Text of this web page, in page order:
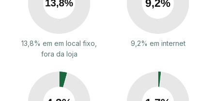
13,8% em em local fixo,
fora da loja
9,2% em internet